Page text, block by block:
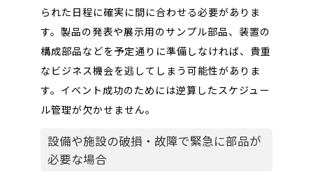
られた日程に確実に間に合わせる必要がありま
す。製品の発表や展示用のサンプル部品、装置の
構成部品などを予定通りに準備しなければ、貴重
なビジネス機会を逃してしまう可能性がありま
す。イベント成功のためには逆算したスケジュー
ル管理が欠かせません。
設備や施設の破損・故障で緊急に部品が
必要な場合